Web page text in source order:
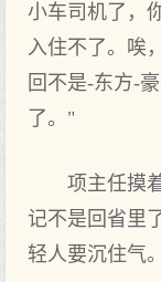
小车司机了，
入住不了。唉
回不是-东方-
了。"
项主任摸
记不是回省里
轻人要沉住气